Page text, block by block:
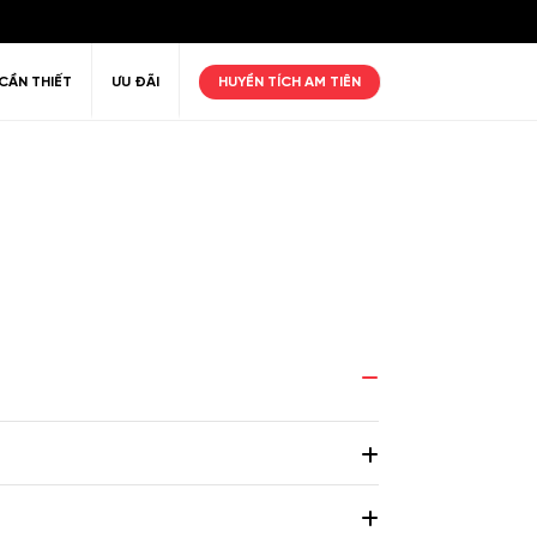
THIẾT ƯU ĐÃI HUYỀN TÍCH AM TIÊN